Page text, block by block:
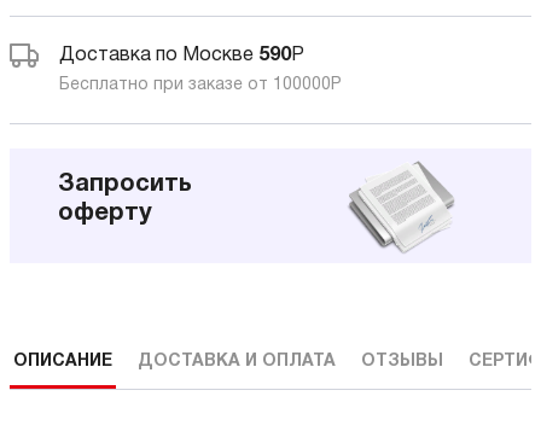
Доставка по Москве 590Р
Бесплатно при заказе от 100000 Р
Запросить
оферту
ОПИСАНИЕ ДОСТАВКА И ОПЛАТА ОТЗЫВЫ